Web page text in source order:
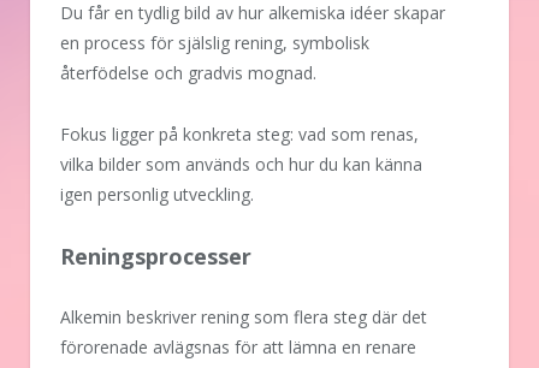
Du får en tydlig bild av hur alkemiska idéer skapar
en process för själslig rening, symbolisk
återfödelse och gradvis mognad.
Fokus ligger på konkreta steg: vad som renas,
vilka bilder som används och hur du kan känna
igen personlig utveckling.
Reningsprocesser
Alkemin beskriver rening som flera steg där det
förorenade avlägsnas för att lämna en renare